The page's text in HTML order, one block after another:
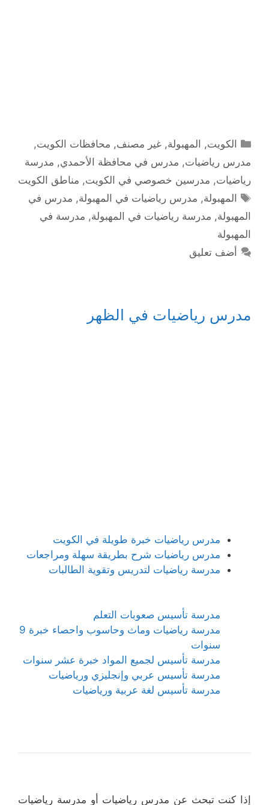
التصنيفات
الكويت, المهبولة,غير مصنف, محافظات الكويت,
مدرس رياضيات, مدرس في محافظة الأحمدي, مدرسة
رياضيات, مدرسين خصوصي في الكويت, مناطق الكويت
الوسوم
المهبولة, مدرس رياضيات في المهبولة, مدرس في
المهبولة, مدرسة رياضيات في المهبولة, مدرسة في
المهبولة
أضف تعليق
مدرس رياضيات في الظهر
مدرس رياضيات خبرة طويلة في الكويت
مدرس رياضيات شرح بطريقة سهلة ومراجعات
مدرسة رياضيات لتدريس وتقوية الطالبات
مدرسة تأسيس صعوبات التعلم
مدرسة رياضيات وماث وحاسوب واحصاء خبرة 9
سنوات
مدرسة تأسيس لجميع المواد خبرة عشر سنوات
مدرسة تأسيس عربي وإنجليزي ورياضيات
مدرسة تأسيس لغة عربية ورياضيات
إذا كنت تبحث عن مدرس رياضيات أو مدرسة رياضيات